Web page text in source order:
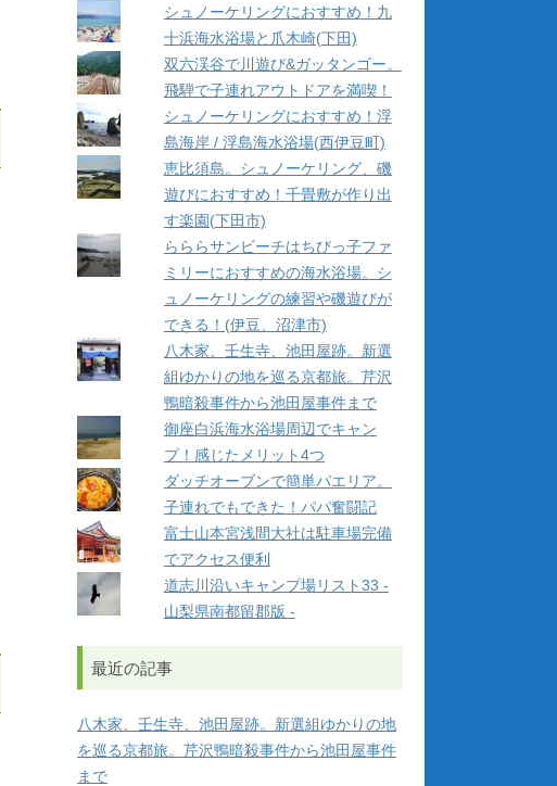
シュノーケリングにおすすめ！九
十浜海水浴場と爪木崎(下田)
双六渓谷で川遊び&ガッタンゴー。
飛騨で子連れアウトドアを満喫！
シュノーケリングにおすすめ！浮
島海岸 / 浮島海水浴場(西伊豆町)
恵比須島。シュノーケリング、磯
遊びにおすすめ！千畳敷が作り出
す楽園(下田市)
らららサンビーチはちびっ子ファ
ミリーにおすすめの海水浴場。シ
ュノーケリングの練習や磯遊びが
できる！(伊豆、沼津市)
八木家、壬生寺、池田屋跡。新選
組ゆかりの地を巡る京都旅。芹沢
鴨暗殺事件から池田屋事件まで
御座白浜海水浴場周辺でキャン
プ！感じたメリット4つ
ダッチオーブンで簡単パエリア。
子連れでもできた！パパ奮闘記
富士山本宮浅間大社は駐車場完備
でアクセス便利
道志川沿いキャンプ場リスト33 -
山梨県南都留郡版 -
最近の記事
八木家、壬生寺、池田屋跡。新選組ゆかりの地
を巡る京都旅。芹沢鴨暗殺事件から池田屋事件
まで